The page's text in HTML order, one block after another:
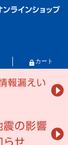
カート